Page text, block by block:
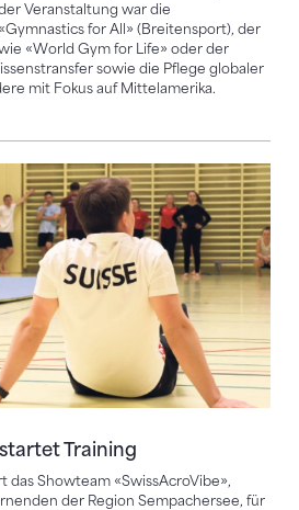
Veranstaltung war die
for All» (Breitensport), der
«World Gym for Life» oder der
sowie die Pflege globaler
mit Fokus auf Mittelamerika.
Training
das Showteam «SwissAcroVibe»,
der Region Sempachersee, für
Training